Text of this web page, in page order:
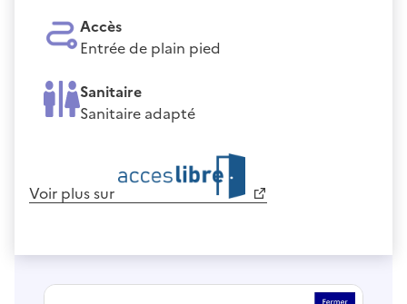
Accès
Entrée de plain pied
Sanitaire
Sanitaire adapté
Voir plus sur